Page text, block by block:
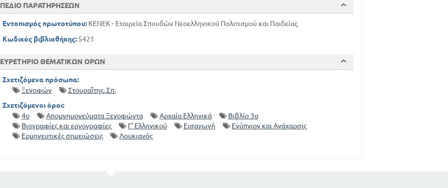
ΠΕΔΙΟ ΠΑΡΑΤΗΡΗΣΕΩΝ
Εντοπισμός πρωτοτύπου:ΚΕΝΕΚ - Εταιρεία Σπουδών Νεοελληνικού Πολιτισμού και Παιδείας
Κωδικός βιβλιοθήκης:5421
ΕΥΡΕΤΗΡΙΟ ΘΕΜΑΤΙΚΩΝ ΟΡΩΝ
Σχετιζόμενα πρόσωπα:
Ξενοφών
Στουραΐτης, Σπ.
Σχετιζόμενοι όροι:
4ο
Απομνημονεύματα Ξενοφώντα Αρχαία Ελληνικά
Βιβλίο 3ο
Βιογραφίες και εργογραφίες
Γ' Ελληνικού Εισαγωγή
Ενύπνιον και Ανάχαρσις
Ερμηνευτικές σημειώσεις
Λουκιανός